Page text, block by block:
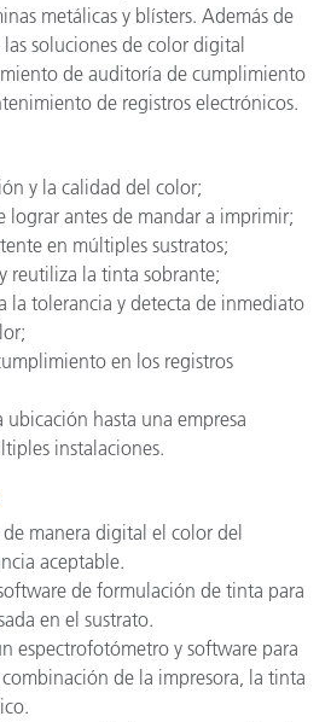
metálicas y blísters. Además de
soluciones de color digital
de auditoría de cumplimiento
de registros electrónicos.
y la calidad del color;
lograr antes de mandar a imprimir;
en múltiples sustratos;
reutiliza la tinta sobrante;
la tolerancia y detecta de inmediato
en los registros
ubicación hasta una empresa
instalaciones.
manera digital el color del
aceptable.
de formulación de tinta para
en el sustrato.
espectrofotómetro y software para
de la impresora, la tinta